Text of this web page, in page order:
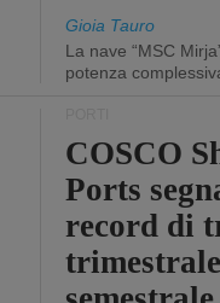
Gioia Tauro
La nave “MSC
potenza
COSCO
Ports
record di